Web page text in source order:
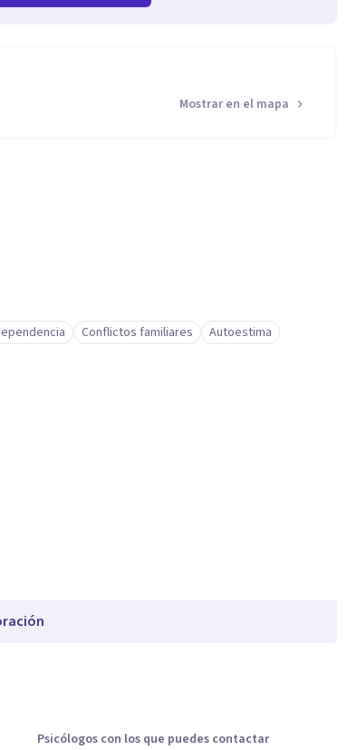
Mostrar en el mapa
Conflictos familiares
Autoestima
Psicólogos con los que puedes contactar